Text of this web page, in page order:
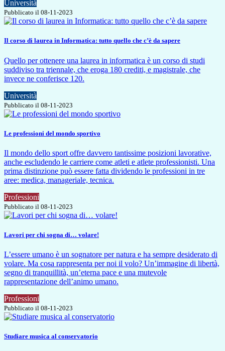
Università
Pubblicato il 08-11-2023
Il corso di laurea in Informatica: tutto quello che c’è da sapere
Quello per ottenere una laurea in informatica è un corso di studi
suddiviso tra triennale, che eroga 180 crediti, e magistrale, che
invece ne conferisce 120.
Università
Pubblicato il 08-11-2023
Le professioni del mondo sportivo
Il mondo dello sport offre davvero tantissime posizioni lavorative,
anche escludendo le carriere come atleti e atlete professionisti. Una
prima distinzione può essere fatta dividendo le professioni in tre
aree: medica, manageriale, tecnica.
Professioni
Pubblicato il 08-11-2023
Lavori per chi sogna di… volare!
L’essere umano è un sognatore per natura e ha sempre desiderato di
volare. Ma cosa rappresenta per noi il volo? Un’immagine di libertà,
segno di tranquillità, un’eterna pace e una mutevole
rappresentazione dell’animo umano.
Professioni
Pubblicato il 08-11-2023
Studiare musica al conservatorio